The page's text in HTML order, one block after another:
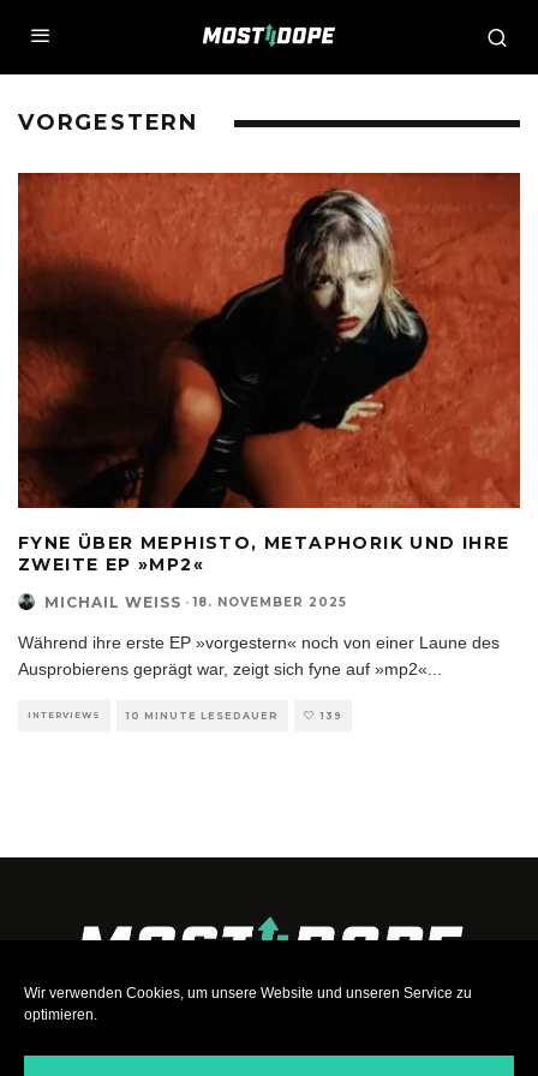
Wir verwenden Cookies, um unsere Website und unseren Service zu
optimieren.
VORGESTERN
FYNE ÜBER MEPHISTO, METAPHORIK UND IHRE
ZWEITE EP »MP2«
MICHAIL WEISS · 18. NOVEMBER 2025
Während ihre erste EP »vorgestern« noch von einer Laune des
Ausprobierens geprägt war, zeigt sich fyne auf »mp2«
INTERVIEWS 10 MINUTE LESEDAUER 139